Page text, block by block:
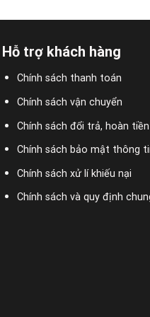
Hỗ trợ khách hàng
Chính sách thanh toán
Chính sách vận chuyển
Chính sách đổi trả, hoàn tiền
Chính sách bảo mật thông
Chính sách xử lí khiếu nại
Chính sách và quy định